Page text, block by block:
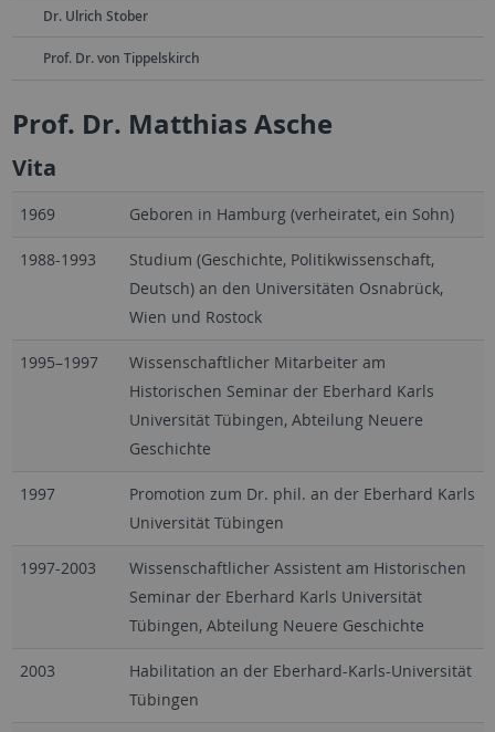
Dr. Ulrich Stober
Prof. Dr. von Tippelskirch
Prof. Dr. Matthias Asche
Vita
1969 Geboren in Hamburg (verheiratet, ein Sohn)
1988-1993
Studium (Geschichte, Politikwissenschaft,
Deutsch) an den Universitäten Osnabrück,
Wien und Rostock
1995–1997
Wissenschaftlicher Mitarbeiter am
Historischen Seminar der Eberhard Karls
Universität Tübingen, Abteilung Neuere
Geschichte
1997
Promotion zum Dr. phil. an der Eberhard Karls
Universität Tübingen
1997-2003
Wissenschaftlicher Assistent am Historischen
Seminar der Eberhard Karls Universität
Tübingen, Abteilung Neuere Geschichte
2003
Habilitation an der Eberhard-Karls-Universität
Tübingen